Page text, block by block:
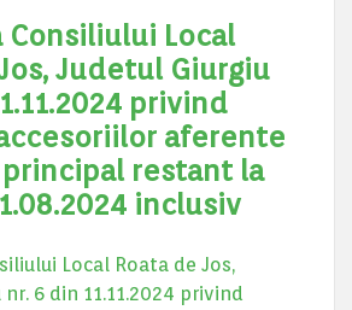
Consiliului Local
Judetul Giurgiu
privind
aferente
restant la
inclusiv
Local Roata de Jos,
6 din 11.11.2024 privind